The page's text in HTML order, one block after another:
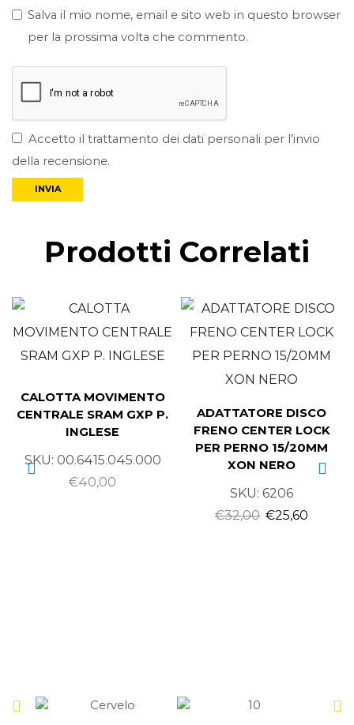
Salva il mio nome, email e sito web in questo browser
per la prossima volta che commento.
Accetto il trattamento dei dati personali per l’invio
della recensione.
Prodotti Correlati
CALOTTA MOVIMENTO
CENTRALE SRAM GXP P.
INGLESE
SKU: 00.6415.045.000
€40,00
ADATTATORE DISCO
FRENO CENTER LOCK
PER PERNO 15/20MM
XON NERO
SKU: 6206
€32,00 €25,60